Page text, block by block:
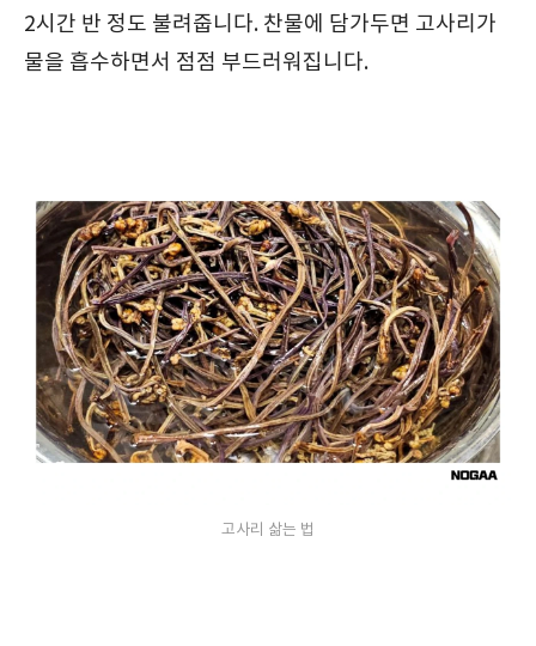
2시간 반 정도 불려줍니다. 찬물에 담가두면 고사리가
물을 흡수하면서 점점 부드러워집니다.
고사리 삶는 법